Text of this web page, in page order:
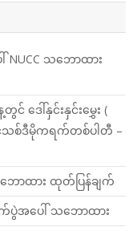
NUCC သဘောထား
ဒေါ်နှင်းနှင်းမွှေး (
စ်ဒီမိုကရက်တစ်ပါတီ –
ာထား ထုတ်ပြန်ချက်
ပွဲအပေါ် သဘောထား